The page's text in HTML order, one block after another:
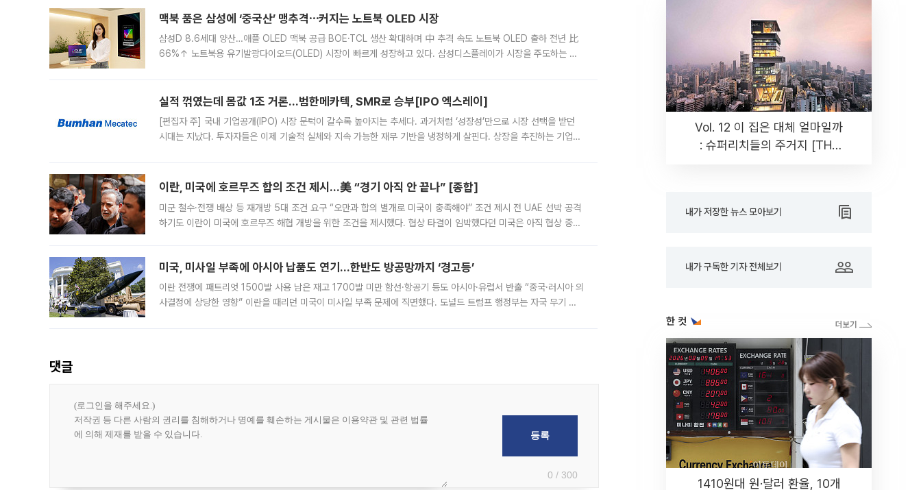
맥북 품은 삼성에 ‘중국산’ 맹추격⋯커지는 노트북 OLED 시장
삼성D 8.6세대 양산…애플 OLED 맥북 공급 BOE·TCL 생산 확대하며 中 추격 속도 노트북 OLED 출하 전년 比
66%↑ 노트북용 유기발광다이오드(OLED) 시장이 빠르게 성장하고 있다. 삼성디스플레이가 시장을 주도하는 가
실적 꺾였는데 몸값 1조 거론…범한메카텍, SMR로 승부[IPO 엑스레이]
[편집자 주] 국내 기업공개(IPO) 시장 문턱이 갈수록 높아지는 추세다. 과거처럼 ‘성장성’만으로 시장 선택을 받던
시대는 지났다. 투자자들은 이제 기술적 실체와 지속 가능한 재무 기반을 냉정하게 살핀다. 상장을 추진하는 기업들
이란, 미국에 호르무즈 합의 조건 제시…美 “경기 아직 안 끝나” [종합]
미군 철수·전쟁 배상 등 재개방 5대 조건 요구 “오만과 합의 별개로 미국이 충족해야” 조건 제시 전 UAE 선박 공격
하기도 이란이 미국에 호르무즈 해협 개방을 위한 조건을 제시했다. 협상 타결이 임박했다던 미국은 아직 협상 중이
미국, 미사일 부족에 아시아 납품도 연기…한반도 방공망까지 ‘경고등’
이란 전쟁에 패트리엇 1500발 사용 남은 재고 1700발 미만 함선·항공기 등도 아시아·유럽서 반출 “중국·러시아 의
사결정에 상당한 영향” 이란을 때리던 미국이 미사일 부족 문제에 직면했다. 도널드 트럼프 행정부는 자국 무기 공
댓글
0 / 300
Vol. 12 이 집은 대체 얼마일까
: 슈퍼리치들의 주거지 [THE
내가 저장한 뉴스 모아보기
내가 구독한 기자 전체보기
한 컷
1410원대 원·달러 환율, 10개